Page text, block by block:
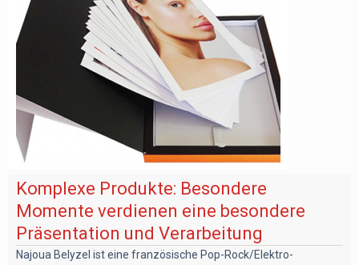
Komplexe Produkte: Besondere
Momente verdienen eine besondere
Präsentation und Verarbeitung
Najoua Belyzel ist eine französische Pop-Rock/Elektro-